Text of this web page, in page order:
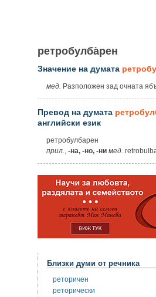
ретробулба̀рен
Значение на думата
мед. Разположен зад очната
Превод на думата
английски език
ретробулбарен
прил.
-на, -но, -ни мед.
Близки думи от речника
реторичен
реторически